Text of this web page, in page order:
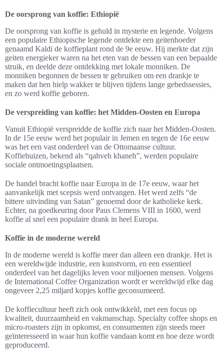
De oorsprong van koffie: Ethiopië
De oorsprong van koffie is gehuld in mysterie en legende. Volgens
een populaire Ethiopische legende ontdekte een geitenhoeder
genaamd Kaldi de koffieplant rond de 9e eeuw. Hij merkte dat zijn
geiten energieker waren na het eten van de bessen van een bepaalde
struik, en deelde deze ontdekking met lokale monniken. De
monniken begonnen de bessen te gebruiken om een drankje te
maken dat hen hielp wakker te blijven tijdens lange gebedssessies,
en zo werd koffie geboren.
De verspreiding van koffie: het Midden-Oosten en Europa
Vanuit Ethiopië verspreidde de koffie zich naar het Midden-Oosten.
In de 15e eeuw werd het populair in Jemen en tegen de 16e eeuw
was het een vast onderdeel van de Ottomaanse cultuur.
Koffiehuizen, bekend als “qahveh khaneh”, werden populaire
sociale ontmoetingsplaatsen.
De handel bracht koffie naar Europa in de 17e eeuw, waar het
aanvankelijk met scepsis werd ontvangen. Het werd zelfs “de
bittere uitvinding van Satan” genoemd door de katholieke kerk.
Echter, na goedkeuring door Paus Clemens VIII in 1600, werd
koffie al snel een populaire drank in heel Europa.
Koffie in de moderne wereld
In de moderne wereld is koffie meer dan alleen een drankje. Het is
een wereldwijde industrie, een kunstvorm, en een essentieel
onderdeel van het dagelijks leven voor miljoenen mensen. Volgens
de International Coffee Organization wordt er wereldwijd elke dag
ongeveer 2,25 miljard kopjes koffie geconsumeerd.
De koffiecultuur heeft zich ook ontwikkeld, met een focus op
kwaliteit, duurzaamheid en vakmanschap. Specialty coffee shops en
micro-roasters zijn in opkomst, en consumenten zijn steeds meer
geïnteresseerd in waar hun koffie vandaan komt en hoe deze wordt
geproduceerd.